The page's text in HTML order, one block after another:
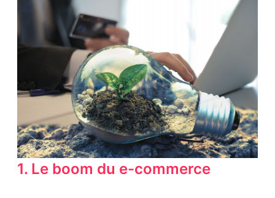
1. Le boom du e-commerce